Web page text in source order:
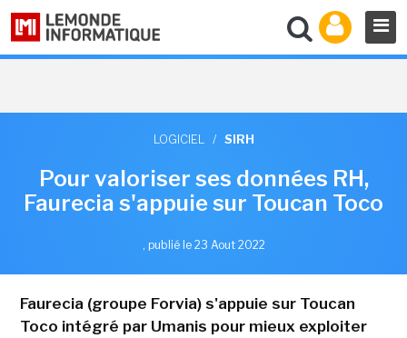
LOGICIEL / SIRH
Pour valoriser ses données RH,
Faurecia s'appuie sur Toucan Toco
, publié le 23 Aout 2022
Faurecia (groupe Forvia) s'appuie sur Toucan
Toco intégré par Umanis pour mieux exploiter